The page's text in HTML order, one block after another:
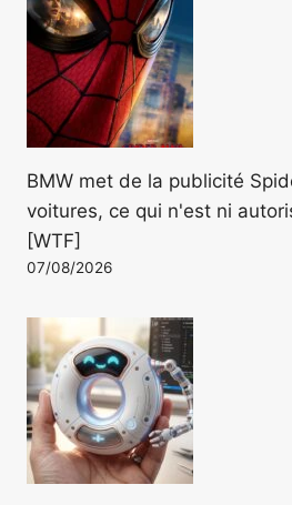
BMW met de la publicité
voitures, ce qui n'est ni
[WTF]
07/08/2026